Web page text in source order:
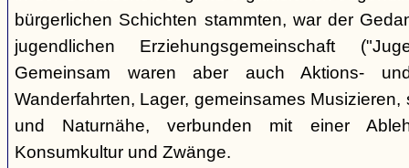
bürgerlichen Schichten stammten, war der
jugendlichen Erziehungsgemeinschaft
Gemeinsam waren aber auch Aktions-
Wanderfahrten, Lager, gemeinsames
und Naturnähe, verbunden mit einer
Konsumkultur und Zwänge.